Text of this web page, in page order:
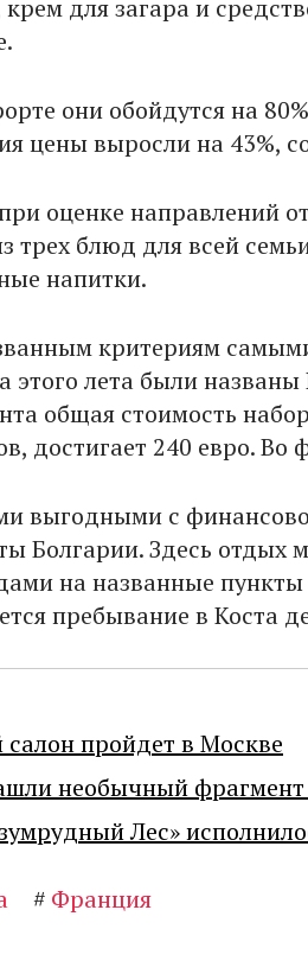
крем для загара и
они обойдутся на
цены выросли на 43%,
оценке направлений
трех блюд для всей
напитки.
критериям
этого лета были
общая стоимость
достигает 240 евро. Во
выгодными с
Болгарии. Здесь
на названные
пребывание в Коста
пройдет в Москве
необычный фрагмент
Лес»
# Франция